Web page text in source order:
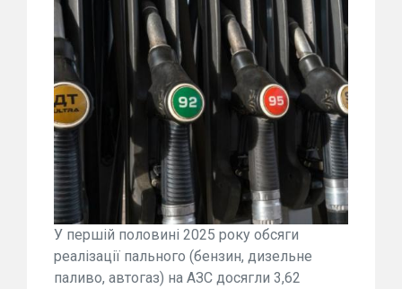
У першій половині 2025 року обсяги
реалізації пального (бензин, дизельне
паливо, автогаз) на АЗС досягли 3,62